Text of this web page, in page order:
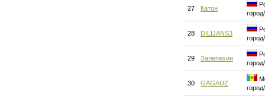
27 Катон
28 DILIJANS3
29 Залепехин
30 GAGAUZ